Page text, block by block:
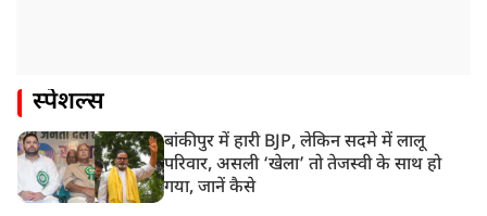
स्पेशल्स
बांकीपुर में हारी BJP, लेकिन सदमे में लालू
परिवार, असली ‘खेला’ तो तेजस्वी के साथ हो
गया, जानें कैसे